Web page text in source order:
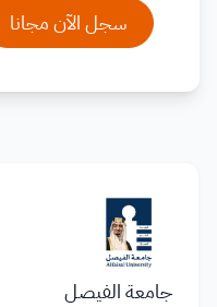
سجل الآن مجانا
جامعة الفيصل